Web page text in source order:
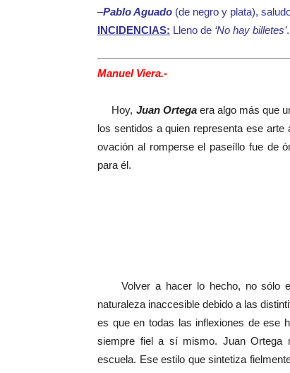
–Pablo Aguado (de negro y plata),
INCIDENCIAS: Lleno de ‘No hay billetes’.
Manuel Viera.-
Hoy, Juan Ortegaera algo más que
los sentidos a quien representa ese
ovación al romperse el paseíllo fue de
para él.
Volver a hacer lo hecho, no sólo
naturaleza inaccesible debido a las
es que en todas las inflexiones de ese
siempre fiel a sí mismo. Juan Ortega
escuela. Ese estilo que sintetiza